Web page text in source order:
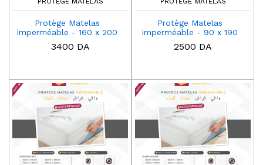
Protège Matelas
imperméable - 160 x 200
3400 DA
Protège Matelas
imperméable - 90 x 190
2500 DA